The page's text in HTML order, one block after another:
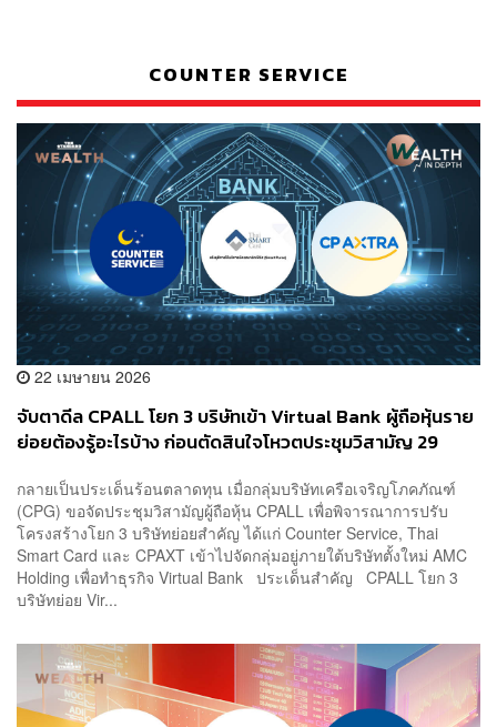
COUNTER SERVICE
22 เมษายน 2026
จับตาดีล CPALL โยก 3 บริษัทเข้า Virtual Bank ผู้ถือหุ้นราย
ย่อยต้องรู้อะไรบ้าง ก่อนตัดสินใจโหวตประชุมวิสามัญ 29
กลายเป็นประเด็นร้อนตลาดทุน เมื่อกลุ่มบริษัทเครือเจริญโภคภัณฑ์
(CPG) ขอจัดประชุมวิสามัญผู้ถือหุ้น CPALL เพื่อพิจารณาการปรับ
โครงสร้างโยก 3 บริษัทย่อยสำคัญ ได้แก่ Counter Service, Thai
Smart Card และ CPAXT เข้าไปจัดกลุ่มอยู่ภายใต้บริษัทตั้งใหม่ AMC
Holding เพื่อทำธุรกิจ Virtual Bank ประเด็นสำคัญ CPALL โยก 3
บริษัทย่อย Vir...